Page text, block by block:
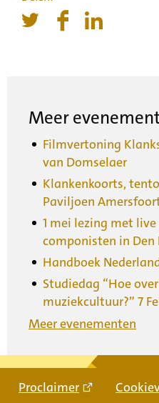
Meer
Filmvertoning
van Domselaer
Klankenkoorts,
Paviljoen
1 mei lezing met
componisten in Den
Handboek
Studiedag “Hoe
muziekcultuur?” 7
Meer evenementen
Proclaimer